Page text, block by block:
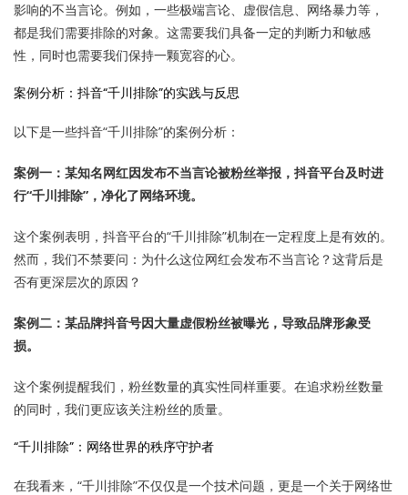
影响的不当言论。例如，一些极端言论、虚假信息、网络暴力等，
都是我们需要排除的对象。这需要我们具备一定的判断力和敏感
性，同时也需要我们保持一颗宽容的心。
案例分析：抖音“千川排除”的实践与反思
以下是一些抖音“千川排除”的案例分析：
案例一：某知名网红因发布不当言论被粉丝举报，抖音平台及时进
行“千川排除”，净化了网络环境。
这个案例表明，抖音平台的“千川排除”机制在一定程度上是有效的。
然而，我们不禁要问：为什么这位网红会发布不当言论？这背后是
否有更深层次的原因？
案例二：某品牌抖音号因大量虚假粉丝被曝光，导致品牌形象受
损。
这个案例提醒我们，粉丝数量的真实性同样重要。在追求粉丝数量
的同时，我们更应该关注粉丝的质量。
“千川排除”：网络世界的秩序守护者
在我看来，“千川排除”不仅仅是一个技术问题，更是一个关于网络世